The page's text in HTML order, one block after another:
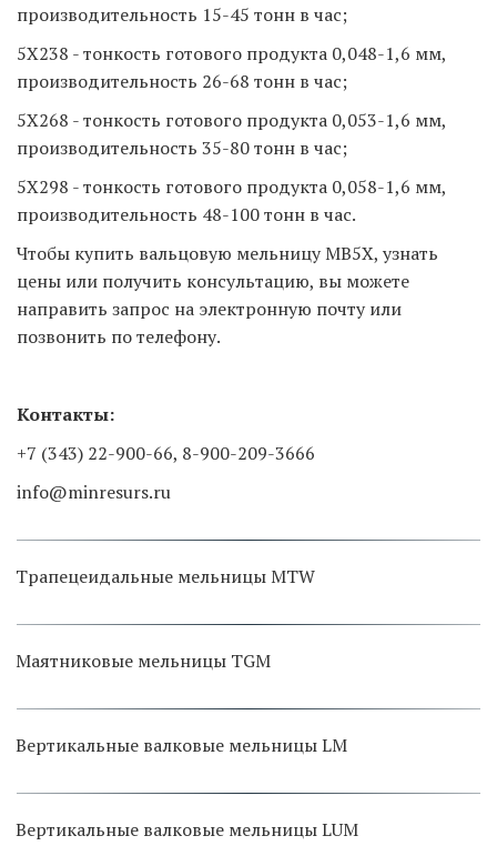
производительность 15-45 тонн в час;
5X238 - тонкость готового продукта 0,048-1,6 мм,
производительность 26-68 тонн в час;
5X268 - тонкость готового продукта 0,053-1,6 мм,
производительность 35-80 тонн в час;
5X298 - тонкость готового продукта 0,058-1,6 мм,
производительность 48-100 тонн в час.
Чтобы купить вальцовую мельницу MB5X, узнать
цены или получить консультацию, вы можете
направить запрос на электронную почту или
позвонить по телефону.
Контакты:
+7 (343) 22-900-66, 8-900-209-3666
info@minresurs.ru
Трапецеидальные мельницы MTW
Маятниковые мельницы TGM
Вертикальные валковые мельницы LM
Вертикальные валковые мельницы LUM